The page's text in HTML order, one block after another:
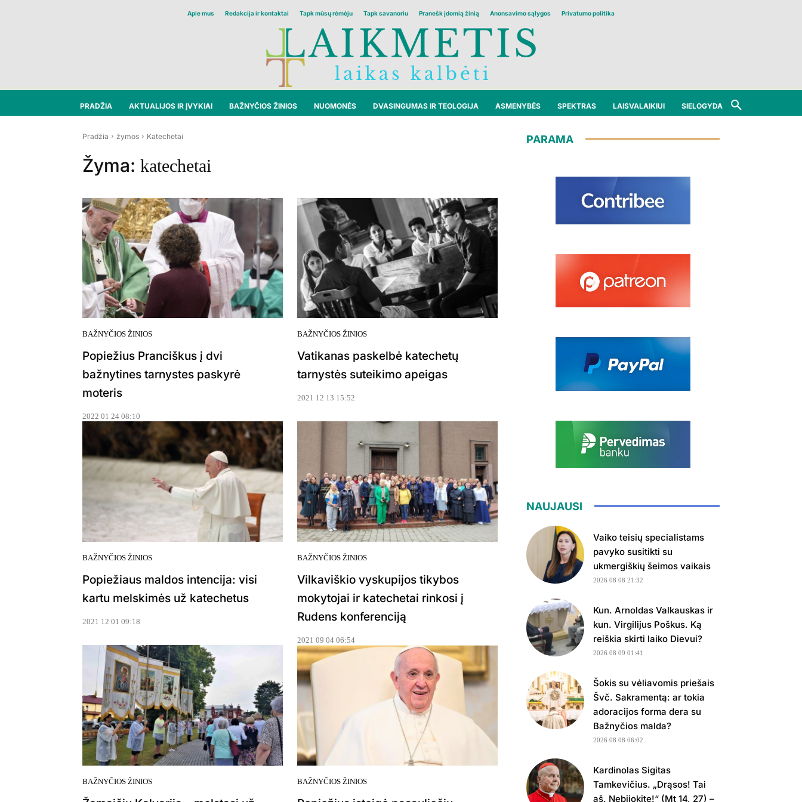
Apie mus Redakcija ir kontaktai Tapk mūsų rėmėju Tapk savanoriu Pranešk įdomią žinią Anonsavimo sąlygos Privatumo politika
PRADŽIA AKTUALIJOS IR ĮVYKIAI BAŽNYČIOS ŽINIOS NUOMONĖS DVASINGUMAS IR TEOLOGIJA ASMENYBĖS SPEKTRAS LAISVALAIKIUI SIELOGYDA
Pradžia žymos Katechetai
Žyma: katechetai
BAŽNYČIOS ŽINIOS
Popiežius Pranciškus į dvi
bažnytines tarnystes paskyrė
moteris
2022 01 24 08:10
BAŽNYČIOS ŽINIOS
Vatikanas paskelbė katechetų
tarnystės suteikimo apeigas
2021 12 13 15:52
BAŽNYČIOS ŽINIOS
Popiežiaus maldos intencija: visi
kartu melskimės už katechetus
2021 12 01 09:18
BAŽNYČIOS ŽINIOS
Vilkaviškio vyskupijos tikybos
mokytojai ir katechetai rinkosi į
Rudens konferenciją
2021 09 04 06:54
BAŽNYČIOS ŽINIOS BAŽNYČIOS ŽINIOS
PARAMA
NAUJAUSI
Vaiko teisių specialistams
pavyko susitikti su
ukmergiškių šeimos vaikais
2026 08 08 21:32
Kun. Arnoldas Valkauskas ir
kun. Virgilijus Poškus. Ką
reiškia skirti laiko Dievui?
2026 08 09 01:41
Šokis su vėliavomis priešais
Švč. Sakramentą: ar tokia
adoracijos forma dera su
Bažnyčios malda?
2026 08 08 06:02
Kardinolas Sigitas
Tamkevičius. „Drąsos! Tai
aš. Nebijokite!“ (Mt 14, 27) –